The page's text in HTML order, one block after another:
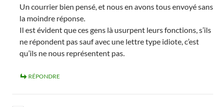
n
e
)
Un courrier bien pensé, et nous en avons tous envoyé sans
la moindre réponse.
Il est évident que ces gens là usurpent leurs fonctions, s’ils
ne répondent pas sauf avec une lettre type idiote, c’est
qu’ils ne nous représentent pas.
RÉPONDRE